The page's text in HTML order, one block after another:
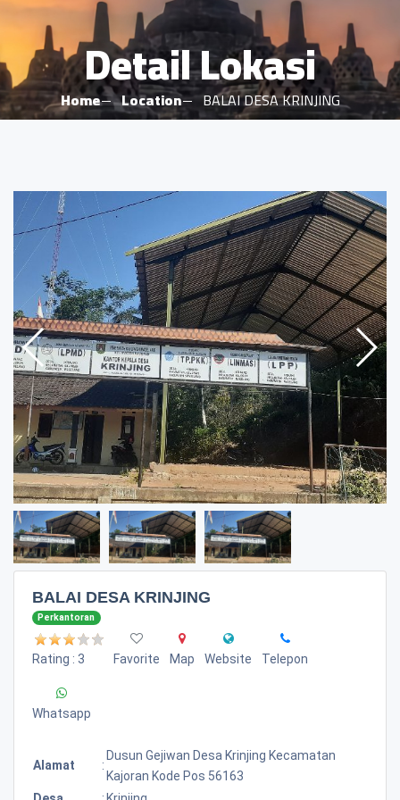
Detail Lokasi
Home Location BALAI DESA KRINJING
BALAI DESA KRINJING
Perkantoran
Rating : 3 Favorite Map Website Telepon
Whatsapp
Alamat :
Dusun Gejiwan Desa Krinjing Kecamatan
Kajoran Kode Pos 56163